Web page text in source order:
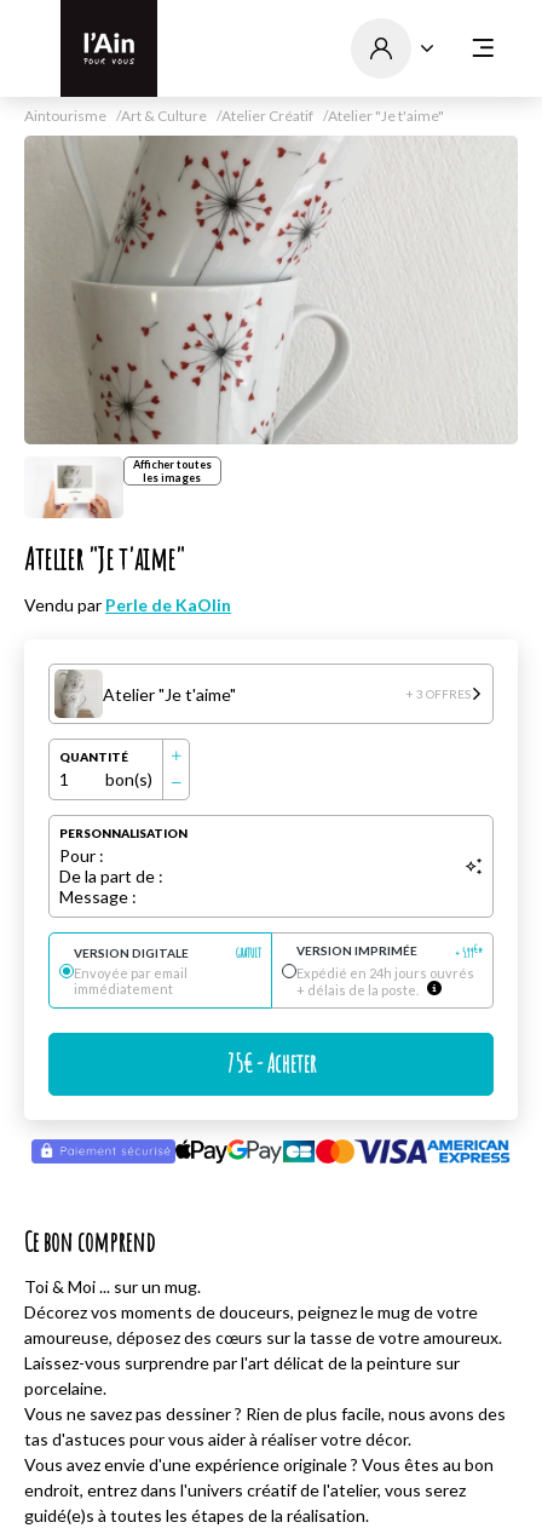
Aintourisme Art & Culture Atelier Créatif Atelier "Je t'aime"
Afficher toutes
les images
Atelier "Je t'aime"
Vendu par Perle de KaOlin
Atelier "Je t'aime" + 3 OFFRES
QUANTITÉ
1 bon(s)
PERSONNALISATION
Pour :
De la part de :
Message :
VERSION DIGITALE GRATUIT
Envoyée par email
immédiatement
VERSION IMPRIMÉE +5.99€*
Expédié en 24h jours ouvrés
+ délais de la poste.
75€- Acheter
Ce bon comprend
Toi & Moi ... sur un mug.
Décorez vos moments de douceurs, peignez le mug de votre
amoureuse, déposez des cœurs sur la tasse de votre amoureux.
Laissez-vous surprendre par l'art délicat de la peinture sur
porcelaine.
Vous ne savez pas dessiner ? Rien de plus facile, nous avons des
tas d'astuces pour vous aider à réaliser votre décor.
Vous avez envie d'une expérience originale ? Vous êtes au bon
endroit, entrez dans l'univers créatif de l'atelier, vous serez
guidé(e)s à toutes les étapes de la réalisation.